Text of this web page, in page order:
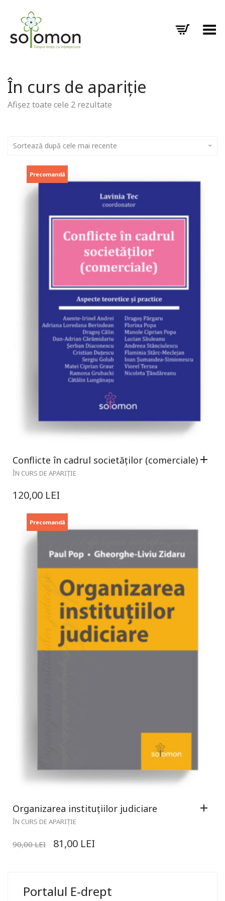
Toggle Menu
În curs de apariție
Afișez toate cele 2 rezultate
Sortează după cele mai recente
Precomandă
Conflicte în cadrul societăților (comerciale)
ÎN CURS DE APARIȚIE
120,00 LEI
Precomandă
Organizarea instituțiilor judiciare
ÎN CURS DE APARIȚIE
90,00LEI 81,00 LEI
Portalul E-drept